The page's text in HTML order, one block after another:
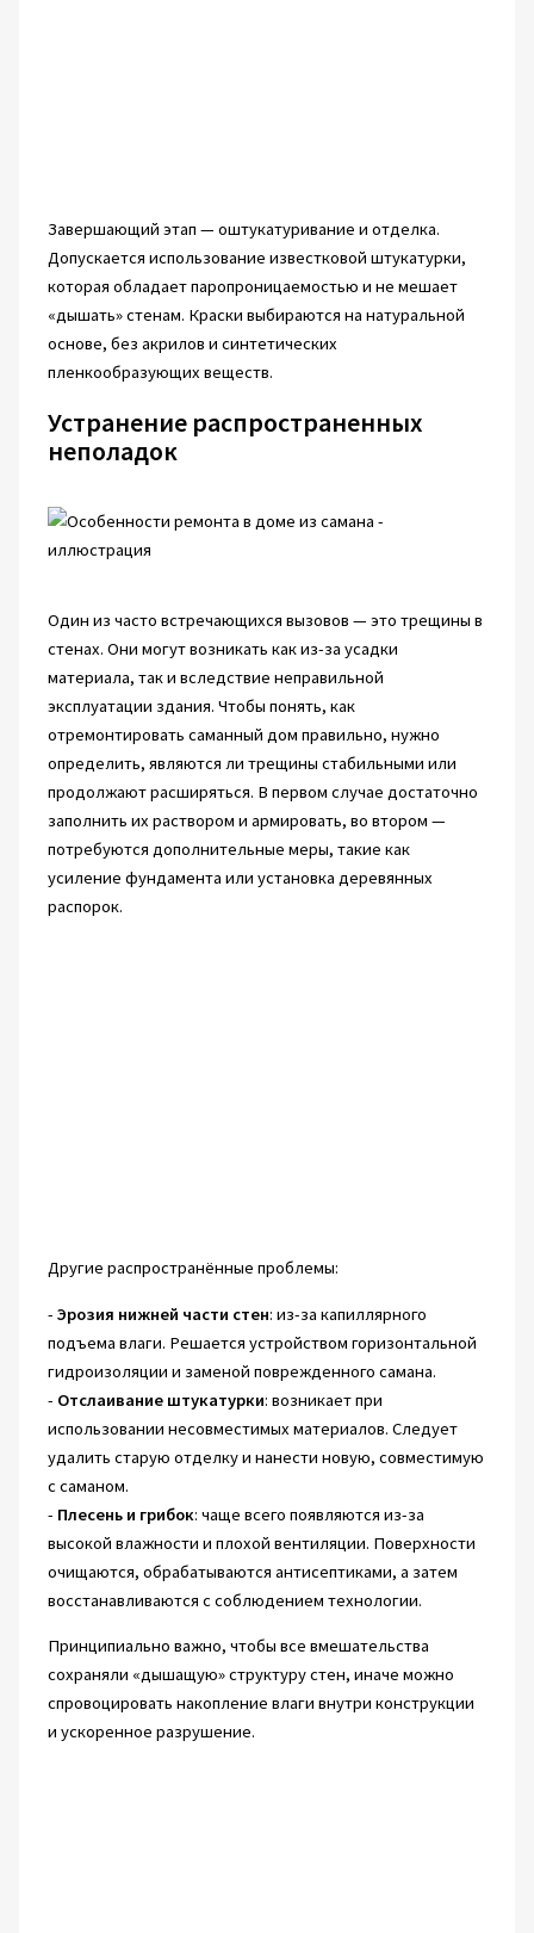
Завершающий этап — оштукатуривание и отделка.
Допускается использование известковой штукатурки,
которая обладает паропроницаемостью и не мешает
«дышать» стенам. Краски выбираются на натуральной
основе, без акрилов и синтетических
пленкообразующих веществ.
Устранение распространенных
неполадок
Один из часто встречающихся вызовов — это трещины в
стенах. Они могут возникать как из-за усадки
материала, так и вследствие неправильной
эксплуатации здания. Чтобы понять, как
отремонтировать саманный дом правильно, нужно
определить, являются ли трещины стабильными или
продолжают расширяться. В первом случае достаточно
заполнить их раствором и армировать, во втором —
потребуются дополнительные меры, такие как
усиление фундамента или установка деревянных
распорок.
Другие распространённые проблемы:
- Эрозия нижней части стен: из-за капиллярного
подъема влаги. Решается устройством горизонтальной
гидроизоляции и заменой поврежденного самана.
- Отслаивание штукатурки: возникает при
использовании несовместимых материалов. Следует
удалить старую отделку и нанести новую, совместимую
с саманом.
- Плесень и грибок: чаще всего появляются из-за
высокой влажности и плохой вентиляции. Поверхности
очищаются, обрабатываются антисептиками, а затем
восстанавливаются с соблюдением технологии.
Принципиально важно, чтобы все вмешательства
сохраняли «дышащую» структуру стен, иначе можно
спровоцировать накопление влаги внутри конструкции
и ускоренное разрушение.